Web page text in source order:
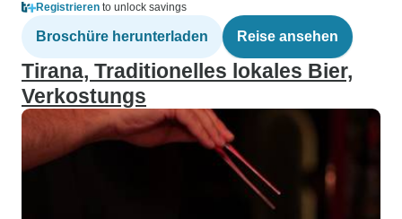
Registrieren to unlock savings
Broschüre herunterladen Reise ansehen
Tirana, Traditionelles lokales Bier,
Verkostungs